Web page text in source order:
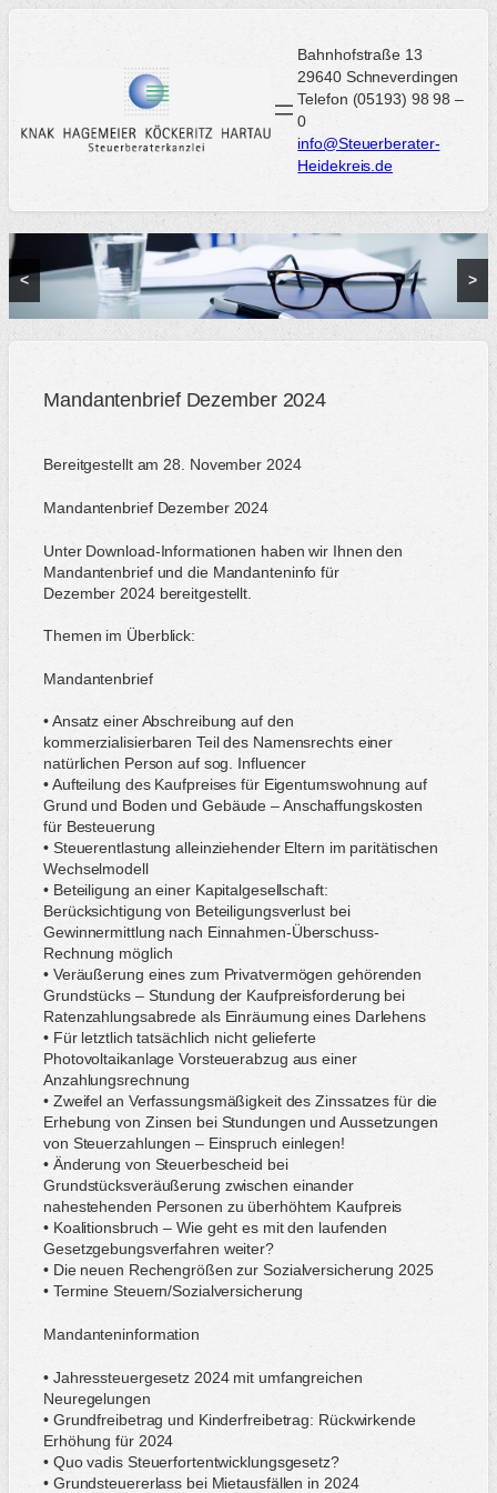
Zum
Inhalt
Bahnhofstraße 13
29640 Schneverdingen
Telefon (05193) 98 98 –
0
info@Steuerberater-
Heidekreis.de
< >
Mandantenbrief Dezember 2024
Bereitgestellt am 28. November 2024
Mandantenbrief Dezember 2024
Unter Download-Informationen haben wir Ihnen den
Mandantenbrief und die Mandanteninfo für
Dezember 2024 bereitgestellt.
Themen im Überblick:
Mandantenbrief
• Ansatz einer Abschreibung auf den
kommerzialisierbaren Teil des Namensrechts einer
natürlichen Person auf sog. Influencer
• Aufteilung des Kaufpreises für Eigentumswohnung auf
Grund und Boden und Gebäude – Anschaffungskosten
für Besteuerung
• Steuerentlastung alleinziehender Eltern im paritätischen
Wechselmodell
• Beteiligung an einer Kapitalgesellschaft:
Berücksichtigung von Beteiligungsverlust bei
Gewinnermittlung nach Einnahmen-Überschuss-
Rechnung möglich
• Veräußerung eines zum Privatvermögen gehörenden
Grundstücks – Stundung der Kaufpreisforderung bei
Ratenzahlungsabrede als Einräumung eines Darlehens
• Für letztlich tatsächlich nicht gelieferte
Photovoltaikanlage Vorsteuerabzug aus einer
Anzahlungsrechnung
• Zweifel an Verfassungsmäßigkeit des Zinssatzes für die
Erhebung von Zinsen bei Stundungen und Aussetzungen
von Steuerzahlungen – Einspruch einlegen!
• Änderung von Steuerbescheid bei
Grundstücksveräußerung zwischen einander
nahestehenden Personen zu überhöhtem Kaufpreis
• Koalitionsbruch – Wie geht es mit den laufenden
Gesetzgebungsverfahren weiter?
• Die neuen Rechengrößen zur Sozialversicherung 2025
• Termine Steuern/Sozialversicherung
Mandanteninformation
• Jahressteuergesetz 2024 mit umfangreichen
Neuregelungen
• Grundfreibetrag und Kinderfreibetrag: Rückwirkende
Erhöhung für 2024
• Quo vadis Steuerfortentwicklungsgesetz?
• Grundsteuererlass bei Mietausfällen in 2024